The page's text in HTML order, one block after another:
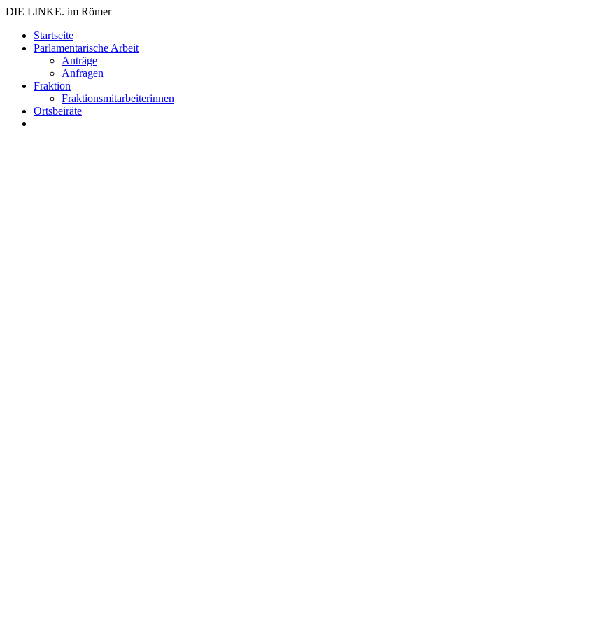
DIE LINKE. im Römer
Zum
Inhalt
Startseite
Parlamentarische Arbeit
Anträge
Anfragen
Fraktion
Fraktionsmitarbeiterinnen
Ortsbeiräte